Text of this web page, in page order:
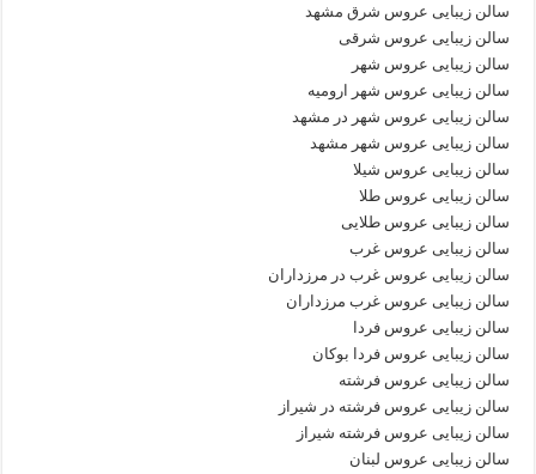
سالن زیبایی عروس شرق مشهد
سالن زیبایی عروس شرقی
سالن زیبایی عروس شهر
سالن زیبایی عروس شهر ارومیه
سالن زیبایی عروس شهر در مشهد
سالن زیبایی عروس شهر مشهد
سالن زیبایی عروس شیلا
سالن زیبایی عروس طلا
سالن زیبایی عروس طلایی
سالن زیبایی عروس غرب
سالن زیبایی عروس غرب در مرزداران
سالن زیبایی عروس غرب مرزداران
سالن زیبایی عروس فردا
سالن زیبایی عروس فردا بوکان
سالن زیبایی عروس فرشته
سالن زیبایی عروس فرشته در شیراز
سالن زیبایی عروس فرشته شیراز
سالن زیبایی عروس لبنان